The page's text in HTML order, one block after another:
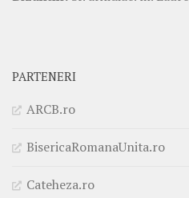
PARTENERI
ARCB.ro
BisericaRomanaUnita.ro
Cateheza.ro